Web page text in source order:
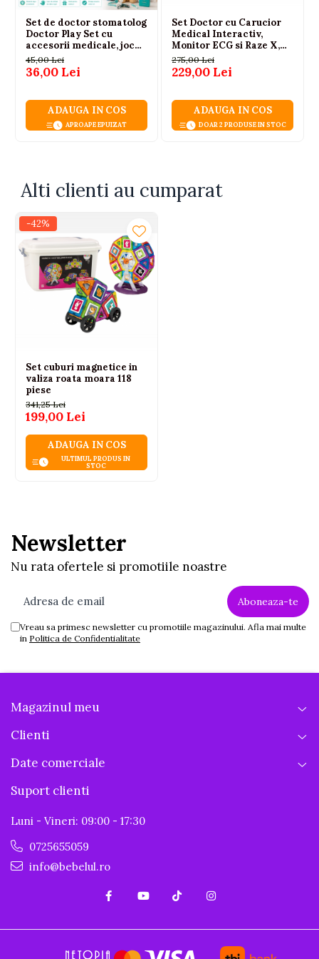
Set de doctor stomatolog
Doctor Play Set cu
accesorii medicale, joc
educativ pentru copii 3+
ani
45,00 Lei
36,00 Lei
ADAUGA IN COS
APROAPE EPUIZAT
Set Doctor cu Carucior
Medical Interactiv,
Monitor ECG si Raze X,
Lumini si Sunete,
Accesorii Medicale, 3
ani+
275,00 Lei
229,00 Lei
ADAUGA IN COS
DOAR 2 PRODUSE IN STOC
Alti clienti au cumparat
-42%
Set cuburi magnetice in
valiza roata moara 118
piese
341,25 Lei
199,00 Lei
ADAUGA IN COS
ULTIMUL PRODUS IN
STOC
Newsletter
Nu rata ofertele si promotiile noastre
Vreau sa primesc newsletter cu promotiile magazinului. Afla mai multe
in Politica de Confidentialitate
Magazinul meu
Clienti
Date comerciale
Suport clienti
Luni - Vineri: 09:00 - 17:30
0725655059
info@bebelul.ro